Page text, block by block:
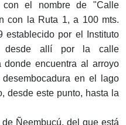
con el nombre de "Calle
con la Ruta 1, a 100 mts.
establecido por el Instituto
desde allí por la calle
donde encuentra al arroyo
en el lago
desde este punto, hasta la
Ñeembucú, del que está